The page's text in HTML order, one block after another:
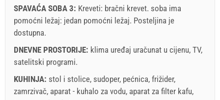
Ukoliko ne želite odmah rezervirati i imate još pitanja,
upišite ih ispod i kliknite ˝Pošalji upit˝.
Pošalji upit
SPAVAĆA SOBA 3: Kreveti: bračni krevet. soba ima
pomoćni ležaj: jedan pomoćni ležaj. Posteljina je
dostupna.
DNEVNE PROSTORIJE: klima uređaj uračunat u cijenu, TV,
satelitski programi.
KUHINJA: stol i stolice, sudoper, pećnica, frižider,
zamrzivač, aparat - kuhalo za vodu, aparat za filter kafu,